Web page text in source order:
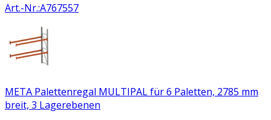
Art.-Nr.:A767557
META Palettenregal MULTIPAL für 6 Paletten, 2785 mm
breit, 3 Lagerebenen